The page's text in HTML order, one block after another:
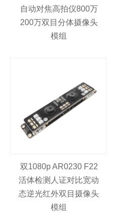
自动对焦高拍仪800万
200万双目分体摄像头
模组
双1080p AR0230 F22
活体检测人证对比宽动
态逆光红外双目摄像头
模组